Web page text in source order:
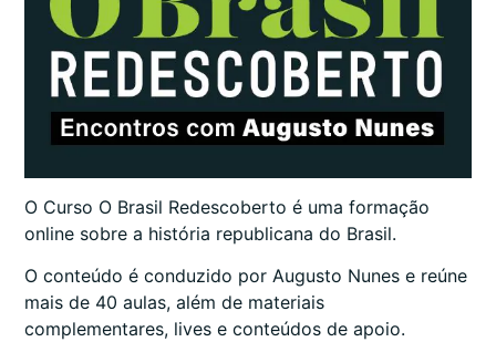
O Curso O Brasil Redescoberto é uma formação
online sobre a história republicana do Brasil.
O conteúdo é conduzido por Augusto Nunes e reúne
mais de 40 aulas, além de materiais
complementares, lives e conteúdos de apoio.